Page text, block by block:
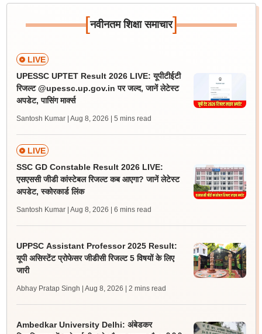
[नवीनतम शिक्षा समाचार]
LIVE
UPESSC UPTET Result 2026 LIVE: यूपीटीईटी
रिजल्ट @upessc.up.gov.in पर जल्द, जानें लेटेस्ट
अपडेट, पासिंग मार्क्स
Santosh Kumar | Aug 8, 2026 | 5 mins read
LIVE
SSC GD Constable Result 2026 LIVE:
एसएससी जीडी कांस्टेबल रिजल्ट कब आएगा? जानें लेटेस्ट
अपडेट, स्कोरकार्ड लिंक
Santosh Kumar | Aug 8, 2026 | 6 mins read
UPPSC Assistant Professor 2025 Result:
यूपी असिस्टेंट प्रोफेसर जीडीसी रिजल्ट 5 विषयों के लिए
जारी
Abhay Pratap Singh | Aug 8, 2026 | 2 mins read
Ambedkar University Delhi: अंबेडकर